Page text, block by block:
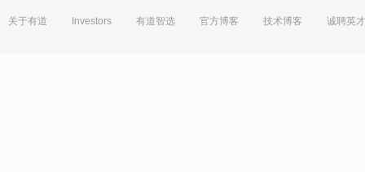
关于有道 Investors 有道智选 官方博客 技术博客 诚聘英才